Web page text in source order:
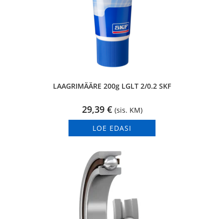
LAAGRIMÄÄRE 200g LGLT 2/0.2 SKF
29,39 € (sis. KM)
LOE EDASI